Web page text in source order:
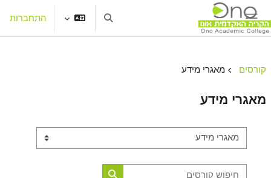
דילוג לתוכן הראשי
חלון סקירה צדדי
הצגה או הסתרה של קלט
התחברות
קורסים מאגרי מידע
מאגרי מידע
קטגוריות קורסים